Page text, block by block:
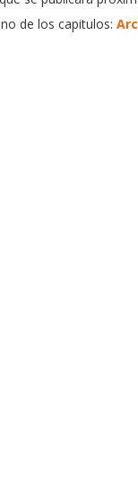
de los capitulos: